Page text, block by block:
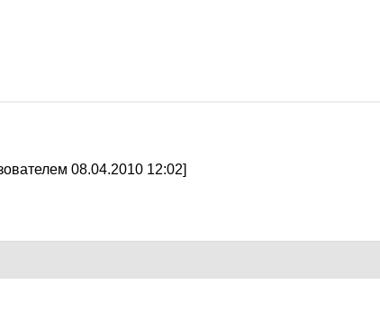
08.04.2010 12:02]